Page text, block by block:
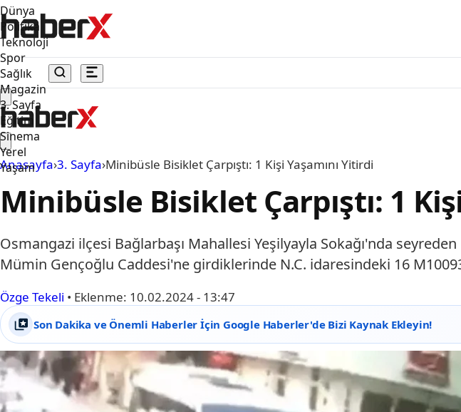
Dünya
Politika
Teknoloji
Spor
Sağlık
Magazin
3. Sayfa
Eğitim
Sinema
Yerel
Yaşam
Anasayfa›3. Sayfa›Minibüsle Bisiklet Çarpıştı: 1 Kişi Yaşamını Yitirdi
Minibüsle Bisiklet Çarpıştı: 1
Osmangazi ilçesi Bağlarbaşı Mahallesi Yeşilyayla Sokağı'nda
Mümin Gençoğlu Caddesi'ne girdiklerinde N.C. idaresindeki 16
Özge Tekeli • Eklenme: 10.02.2024 - 13:47
Son Dakika ve Önemli Haberler İçin Google Haberler'de Bizi Kaynak Ekleyin!